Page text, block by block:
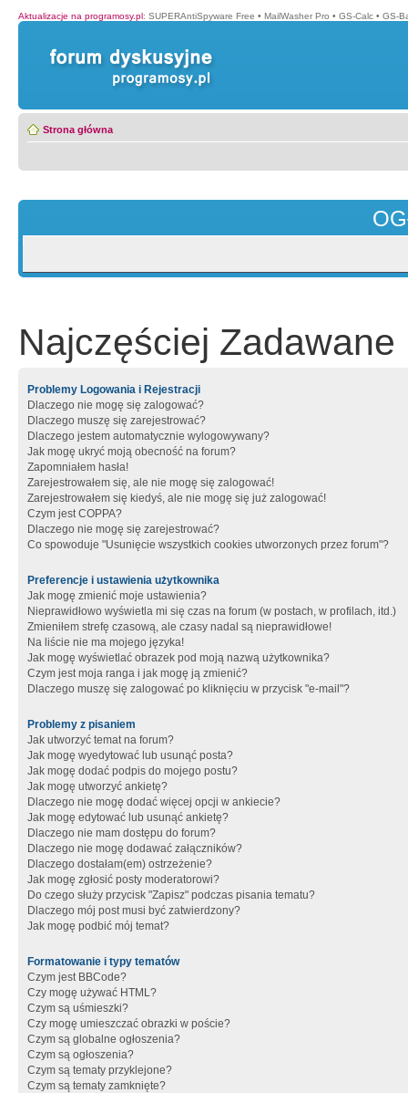
Aktualizacje na programosy.pl: SUPERAntiSpyware Free • MailWasher Pro • GS-Calc • GS-
Strona główna
Najczęściej Zadawane
Problemy Logowania i Rejestracji
Dlaczego nie mogę się zalogować?
Dlaczego muszę się zarejestrować?
Dlaczego jestem automatycznie wylogowywany?
Jak mogę ukryć moją obecność na forum?
Zapomniałem hasła!
Zarejestrowałem się, ale nie mogę się zalogować!
Zarejestrowałem się kiedyś, ale nie mogę się już zalogować!
Czym jest COPPA?
Dlaczego nie mogę się zarejestrować?
Co spowoduje "Usunięcie wszystkich cookies utworzonych przez forum"?
Preferencje i ustawienia użytkownika
Jak mogę zmienić moje ustawienia?
Nieprawidłowo wyświetla mi się czas na forum (w postach, w profilach, itd.)
Zmieniłem strefę czasową, ale czasy nadal są nieprawidłowe!
Na liście nie ma mojego języka!
Jak mogę wyświetlać obrazek pod moją nazwą użytkownika?
Czym jest moja ranga i jak mogę ją zmienić?
Dlaczego muszę się zalogować po kliknięciu w przycisk "e-mail"?
Problemy z pisaniem
Jak utworzyć temat na forum?
Jak mogę wyedytować lub usunąć posta?
Jak mogę dodać podpis do mojego postu?
Jak mogę utworzyć ankietę?
Dlaczego nie mogę dodać więcej opcji w ankiecie?
Jak mogę edytować lub usunąć ankietę?
Dlaczego nie mam dostępu do forum?
Dlaczego nie mogę dodawać załączników?
Dlaczego dostałam(em) ostrzeżenie?
Jak mogę zgłosić posty moderatorowi?
Do czego służy przycisk "Zapisz" podczas pisania tematu?
Dlaczego mój post musi być zatwierdzony?
Jak mogę podbić mój temat?
Formatowanie i typy tematów
Czym jest BBCode?
Czy mogę używać HTML?
Czym są uśmieszki?
Czy mogę umieszczać obrazki w poście?
Czym są globalne ogłoszenia?
Czym są ogłoszenia?
Czym są tematy przyklejone?
Czym są tematy zamknięte?